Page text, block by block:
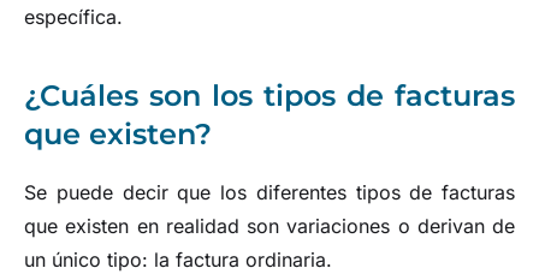
específica.
¿Cuáles son los tipos de facturas
que existen?
Se puede decir que los diferentes tipos de facturas
que existen en realidad son variaciones o derivan de
un único tipo: la factura ordinaria.